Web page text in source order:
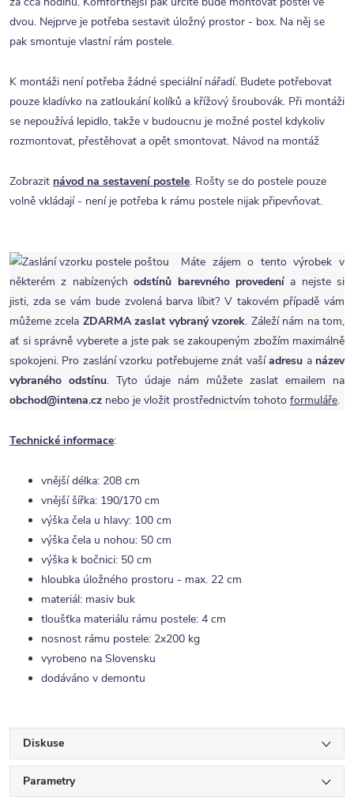
dvou. Nejprve je potřeba sestavit úložný prostor - box. Na něj se
pak smontuje vlastní rám postele.
K montáži není potřeba žádné speciální nářadí. Budete potřebovat
pouze kladívko na zatloukání kolíků a křížový šroubovák. Při montáži
se nepoužívá lepidlo, takže v budoucnu je možné postel kdykoliv
rozmontovat, přestěhovat a opět smontovat. Návod na montáž
Zobrazit návod na sestavení postele. Rošty se do postele pouze
volně vkládají - není je potřeba k rámu postele nijak připevňovat.
Máte zájem o tento výrobek v
některém z nabízenýchodstínů barevného provedenía nejste si
jisti, zda se vám bude zvolená barva líbit? V takovém případě vám
můžeme zcela ZDARMA zaslat vybraný vzorek. Záleží nám na tom,
ať si správně vyberete a jste pak se zakoupeným zbožím maximálně
spokojeni. Pro zaslání vzorku potřebujeme znát vašíadresu a název
vybraného odstínu. Tyto údaje nám můžete zaslat emailem na
obchod@intena.cz nebo je vložit prostřednictvím tohoto formuláře.
Technické informace:
vnější délka: 208 cm
vnější šířka: 190/170 cm
výška čela u hlavy: 100 cm
výška čela u nohou: 50 cm
výška k bočnici: 50 cm
hloubka úložného prostoru - max. 22 cm
materiál: masiv buk
tloušťka materiálu rámu postele: 4 cm
nosnost rámu postele: 2x200 kg
vyrobeno na Slovensku
dodáváno v demontu
Diskuse
Parametry